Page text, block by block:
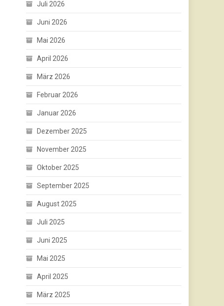
Juli 2026
Juni 2026
Mai 2026
April 2026
März 2026
Februar 2026
Januar 2026
Dezember 2025
November 2025
Oktober 2025
September 2025
August 2025
Juli 2025
Juni 2025
Mai 2025
April 2025
März 2025